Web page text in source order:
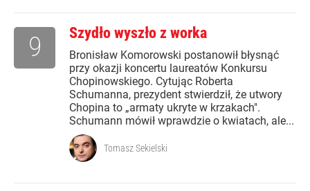
Szydło wyszło z worka
Bronisław Komorowski postanowił błysnąć
przy okazji koncertu laureatów Konkursu
Chopinowskiego. Cytując Roberta
Schumanna, prezydent stwierdził, że utwory
Chopina to „armaty ukryte w krzakach".
Schumann mówił wprawdzie o kwiatach, ale...
9
Tomasz Sekielski